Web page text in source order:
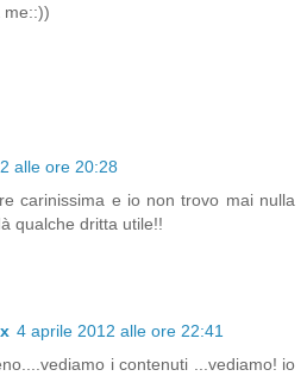
me::))
alle ore 20:28
carinissima e io non trovo mai nulla
qualche dritta utile!!
4 aprile 2012 alle ore 22:41
i contenuti ...vediamo! io